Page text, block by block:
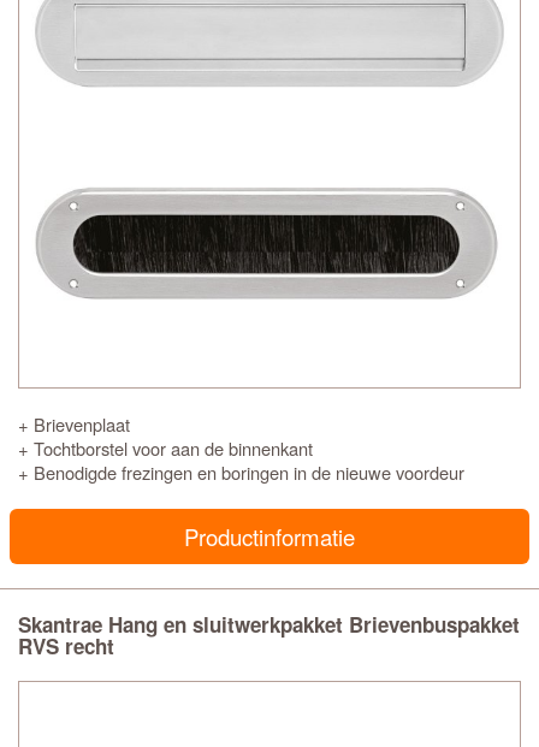
+ Brievenplaat
+ Tochtborstel voor aan de binnenkant
+ Benodigde frezingen en boringen in de nieuwe voordeur
Productinformatie
Skantrae Hang en sluitwerkpakket Brievenbuspakket
RVS recht